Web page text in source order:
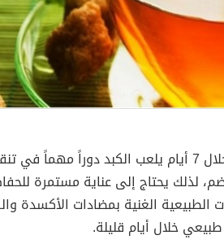
أفضل مشروبات طبيعية لتنظيف الكبد خلال 7 أيام يلعب الكبد دوراً مهماً
لذلك يحتاج إلى عناية مستمرة
الغنية بمضادات الأكسدة
خلال أيام قليلة.